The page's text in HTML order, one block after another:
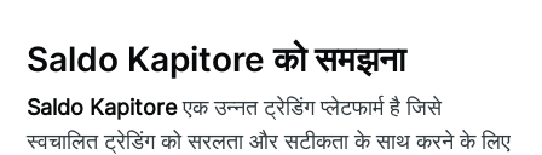
Saldo Kapitore को समझना
Saldo Kapitoreएक उन्नत ट्रेडिंग प्लेटफार्म है जिसे
स्वचालित ट्रेडिंग को सरलता और सटीकता के साथ करने के लिए